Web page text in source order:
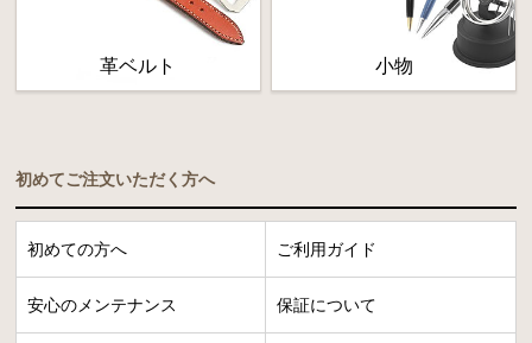
革ベルト 小物
初めてご注文いただく方へ
初めての方へ ご利用ガイド
安心のメンテナンス 保証について